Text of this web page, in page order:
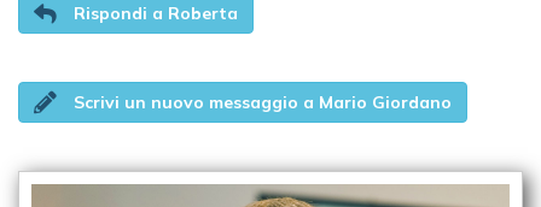
Rispondi a Roberta
Scrivi un nuovo messaggio a Mario Giordano